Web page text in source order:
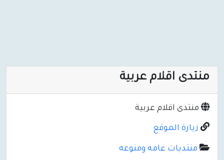
منتدى اقلام عربية
منتدى اقلام عربية
زيارة الموقع
منتديات عامه ومنوعه